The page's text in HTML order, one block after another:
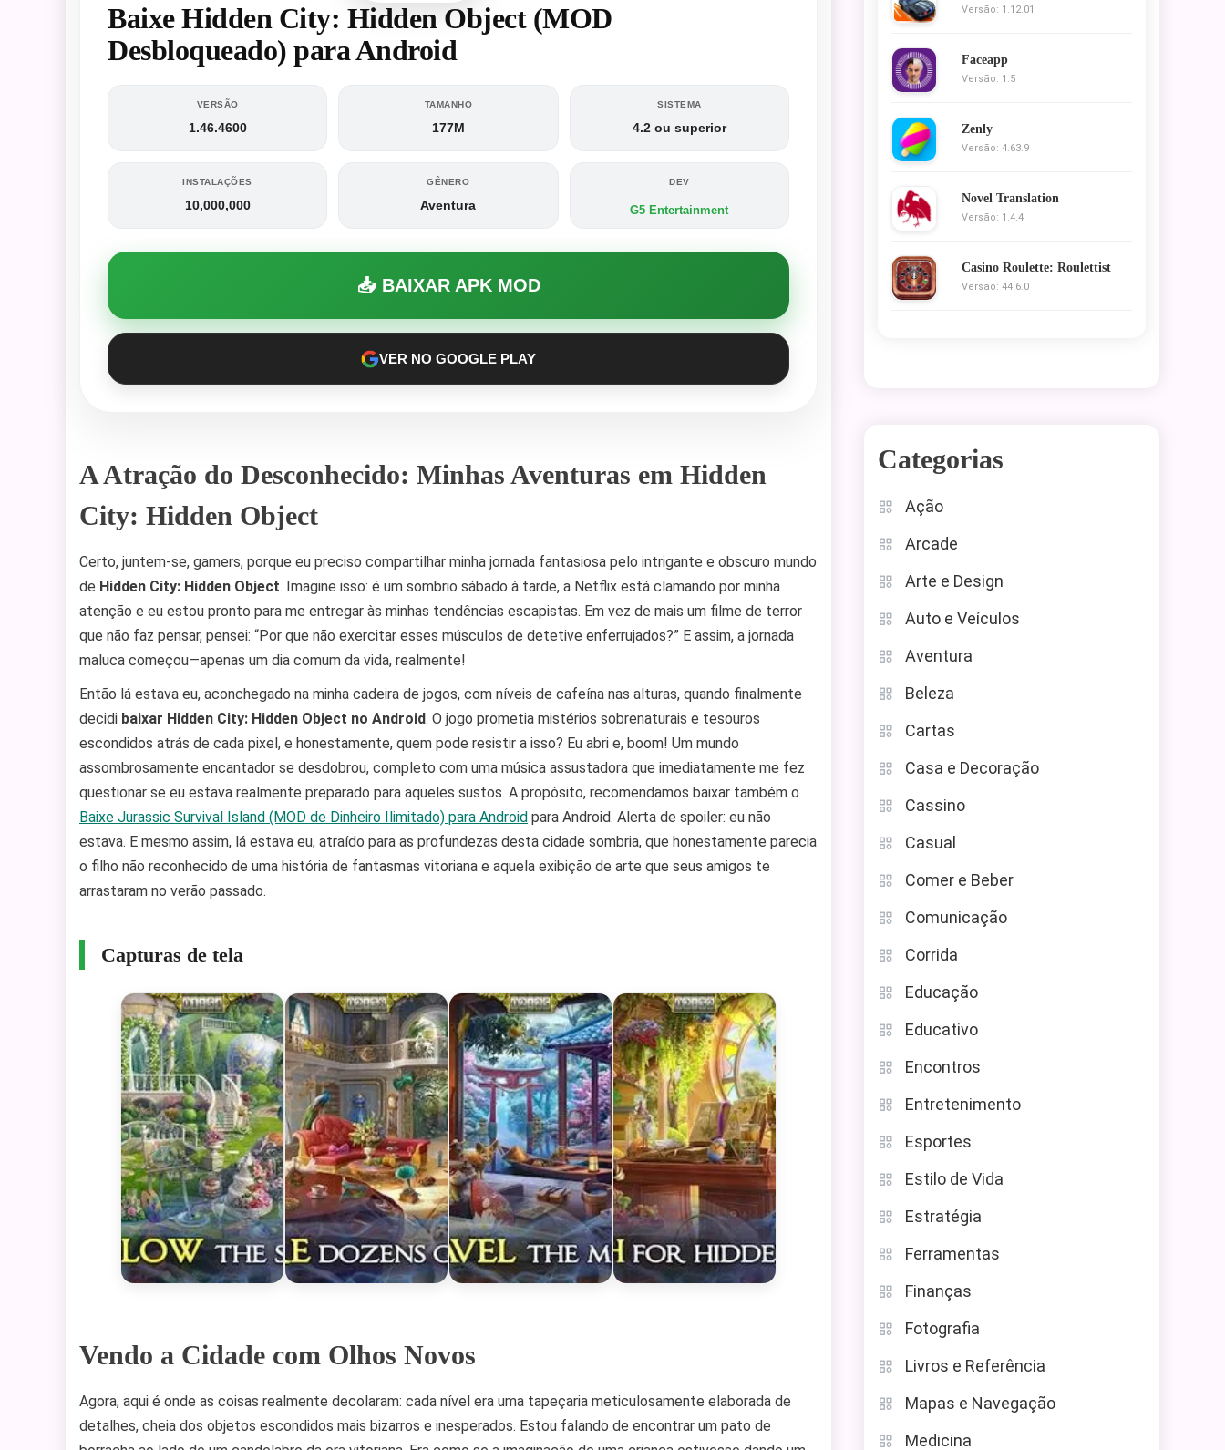
Baixe Hidden City: Hidden Object (MOD
Desbloqueado) para Android
VERSÃO
1.46.4600
TAMANHO
177M
SISTEMA
4.2 ou superior
INSTALAÇÕES
10,000,000
GÊNERO
Aventura
DEV
G5 Entertainment
📥 BAIXAR APK MOD
VER NO GOOGLE PLAY
A Atração do Desconhecido: Minhas Aventuras em Hidden
City: Hidden Object
Certo, juntem-se, gamers, porque eu preciso compartilhar minha jornada fantasiosa pelo intrigante e obscuro mundo
de Hidden City: Hidden Object. Imagine isso: é um sombrio sábado à tarde, a Netflix está clamando por minha
atenção e eu estou pronto para me entregar às minhas tendências escapistas. Em vez de mais um filme de terror
que não faz pensar, pensei: “Por que não exercitar esses músculos de detetive enferrujados?” E assim, a jornada
maluca começou—apenas um dia comum da vida, realmente!
Então lá estava eu, aconchegado na minha cadeira de jogos, com níveis de cafeína nas alturas, quando finalmente
decidi baixar Hidden City: Hidden Object no Android. O jogo prometia mistérios sobrenaturais e tesouros
escondidos atrás de cada pixel, e honestamente, quem pode resistir a isso? Eu abri e, boom! Um mundo
assombrosamente encantador se desdobrou, completo com uma música assustadora que imediatamente me fez
questionar se eu estava realmente preparado para aqueles sustos. A propósito, recomendamos baixar também o
Baixe Jurassic Survival Island (MOD de Dinheiro Ilimitado) para Android para Android. Alerta de spoiler: eu não
estava. E mesmo assim, lá estava eu, atraído para as profundezas desta cidade sombria, que honestamente parecia
o filho não reconhecido de uma história de fantasmas vitoriana e aquela exibição de arte que seus amigos te
arrastaram no verão passado.
Capturas de tela
Vendo a Cidade com Olhos Novos
Agora, aqui é onde as coisas realmente decolaram: cada nível era uma tapeçaria meticulosamente elaborada de
detalhes, cheia dos objetos escondidos mais bizarros e inesperados. Estou falando de encontrar um pato de
Versão: 1.12.01
Faceapp
Versão: 1.5
Zenly
Versão: 4.63.9
Novel Translation
Versão: 1.4.4
Casino Roulette: Roulettist
Versão: 44.6.0
Categorias
Ação
Arcade
Arte e Design
Auto e Veículos
Aventura
Beleza
Cartas
Casa e Decoração
Cassino
Casual
Comer e Beber
Comunicação
Corrida
Educação
Educativo
Encontros
Entretenimento
Esportes
Estilo de Vida
Estratégia
Ferramentas
Finanças
Fotografia
Livros e Referência
Mapas e Navegação
Medicina